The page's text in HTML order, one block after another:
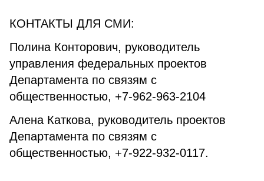
КОНТАКТЫ ДЛЯ СМИ:
Полина Конторович, руководитель
управления федеральных проектов
Департамента по связям с
общественностью, +7-962-963-2104
Алена Каткова, руководитель проектов
Департамента по связям с
общественностью, +7-922-932-0117.